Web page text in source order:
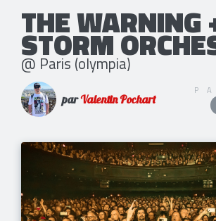
THE WARNING
STORM
@ Paris (olympia)
parValentin Pochart